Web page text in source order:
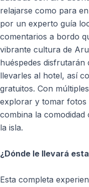
relajarse como para
por un experto guía
comentarios a bordo
vibrante cultura de
huéspedes disfrutarán
llevarles al hotel, así
gratuitos. Con
explorar y tomar fotos
combina la
la isla.
¿Dónde le llevará
Esta completa